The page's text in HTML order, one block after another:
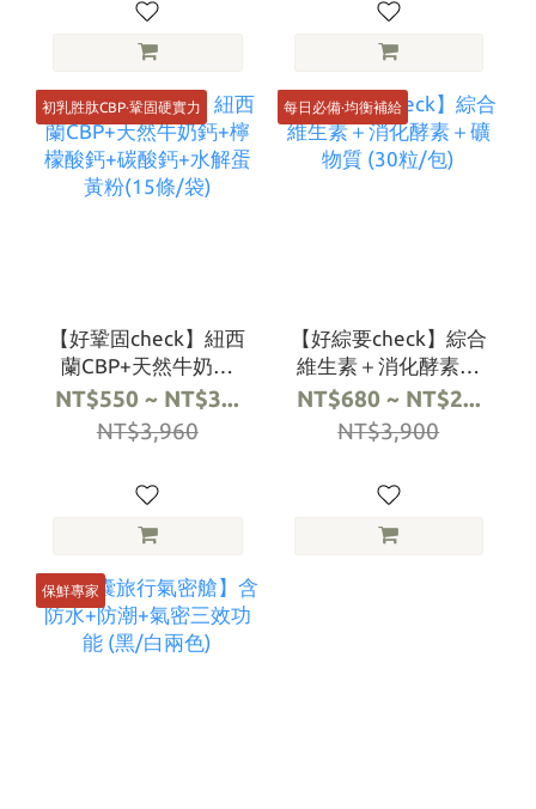
盒)
初乳胜肽CBP·鞏固硬實力
【好鞏固check】紐西
蘭CBP+天然牛奶鈣
+檸檬酸鈣+碳酸鈣+水
解蛋黃粉(15條/袋)
NT$550 ~ NT$3...
NT$3,960
每日必備·均衡補給
【好綜要check】綜合
維生素＋消化酵素＋
礦物質 (30粒/包)
NT$680 ~ NT$2...
NT$3,900
保鮮專家